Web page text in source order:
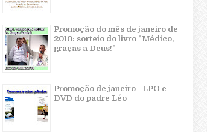
Promoção do mês de janeiro de
2010: sorteio do livro "Médico,
graças a Deus!"
Promoção de janeiro - LPO e
DVD do padre Léo